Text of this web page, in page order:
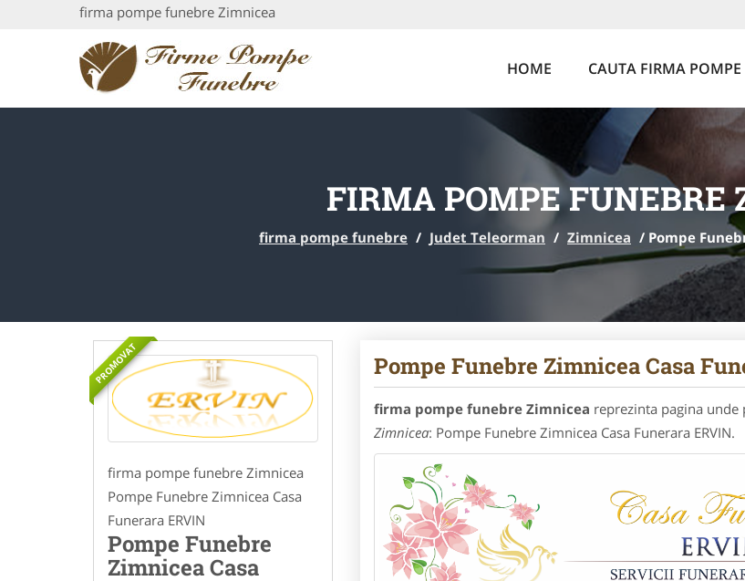
firma pompe funebre Zimnicea
HOME CAUTA FIRMA POMPE
FIRMA POMPE FUNEBRE
firma pompe funebre / Judet Teleorman / Zimnicea / Pompe
PROMOVAT
firma pompe funebre Zimnicea
Pompe Funebre Zimnicea Casa
Funerara ERVIN
Pompe Funebre
Zimnicea Casa
Pompe Funebre Zimnicea Casa
firma pompe funebre Zimnicea reprezinta pagina
Zimnicea: Pompe Funebre Zimnicea Casa Funerara ERVIN.